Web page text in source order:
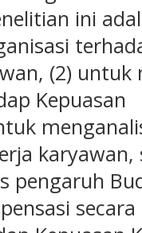
ini
(2)
Kepuasan
karyawan,
pengaruh
secara